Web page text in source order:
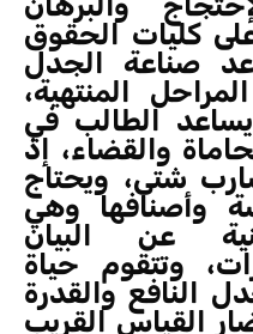
كليات الحقوق
صناعة الجدل
المنتهية،
الطالب في
والقضاء، إذ
شتى، ويحتاج
وأصنافها وهي
عن البيان
وتتقوم حياة
النافع والقدرة
القياس القريب